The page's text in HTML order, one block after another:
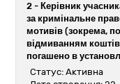
2 - Керівник
за кримінальне
мотивів (зокрема,
відмиванням
погашено в
Статус: Активна